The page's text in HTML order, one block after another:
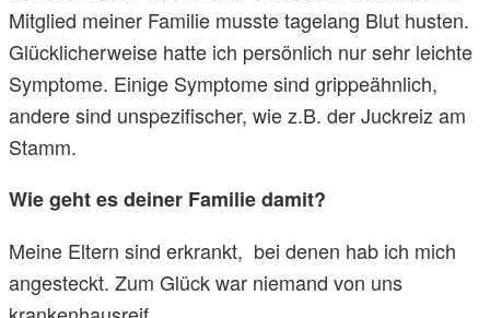
Mitglied meiner Familie musste tagelang Blut husten.
Glücklicherweise hatte ich persönlich nur sehr leichte
Symptome. Einige Symptome sind grippeähnlich,
andere sind unspezifischer, wie z.B. der Juckreiz am
Stamm.
Wie geht es deiner Familie damit?
Meine Eltern sind erkrankt, bei denen hab ich mich
angesteckt. Zum Glück war niemand von uns